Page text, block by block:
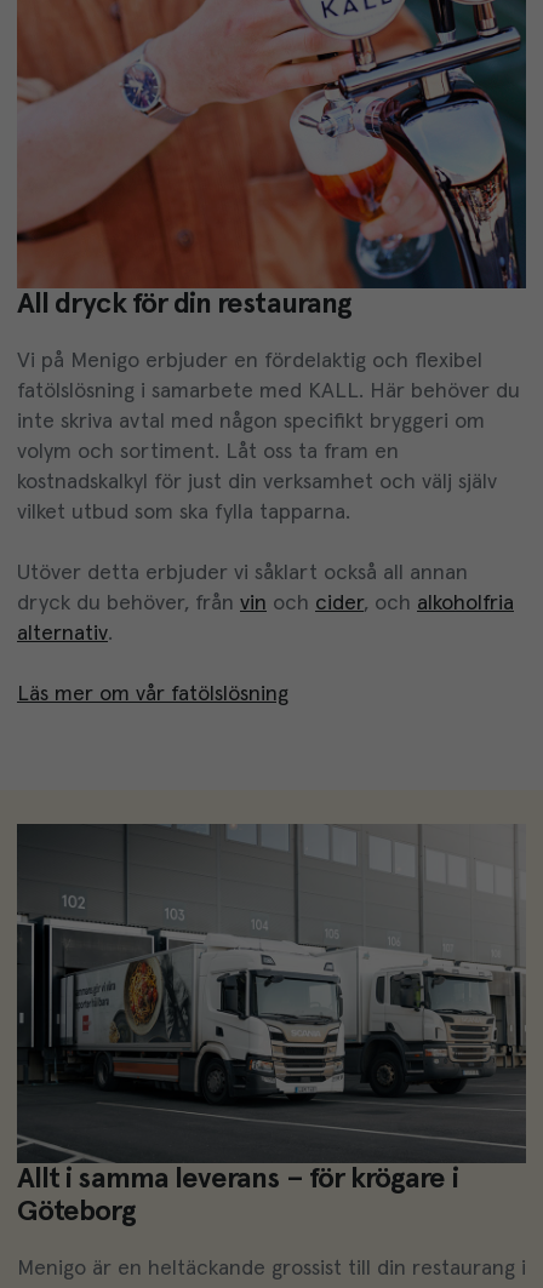
All dryck för din restaurang
Vi på Menigo erbjuder en fördelaktig och flexibel
fatölslösning i samarbete med KALL. Här behöver du
inte skriva avtal med någon specifikt bryggeri om
volym och sortiment. Låt oss ta fram en
kostnadskalkyl för just din verksamhet och välj själv
vilket utbud som ska fylla tapparna.
Utöver detta erbjuder vi såklart också all annan
dryck du behöver, från vin och cider, och alkoholfria
alternativ.
Läs mer om vår fatölslösning
Allt i samma leverans – för krögare i
Göteborg
Menigo är en heltäckande grossist till din restaurang i